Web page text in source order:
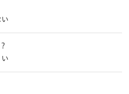
い